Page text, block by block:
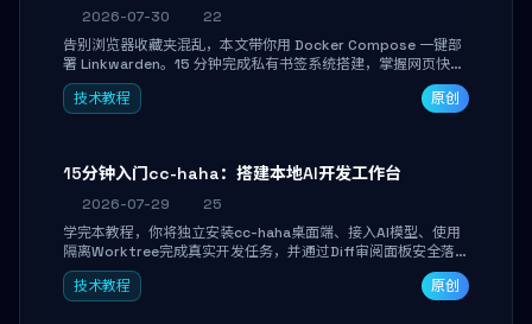
2026-07-30
22
告别浏览器收藏夹混乱，本文带你用 Docker Compose 一键部
署 Linkwarden。15 分钟完成私有书签系统搭建，掌握网页快照
归档、高亮批注、分类管理与全文搜索。适合开发者与知识工作
者打造个人知识库，资料统一归档，随时检索。
技术教程 原创
15分钟入门cc-haha：搭建本地AI开发工作台
2026-07-29
25
学完本教程，你将独立安装cc-haha桌面端、接入AI模型、使用
隔离Worktree完成真实开发任务，并通过Diff审阅面板安全落地
AI代码改写。告别终端黑盒操作，让AI在沙箱环境中工作，你只
做审阅和决策。
技术教程 原创